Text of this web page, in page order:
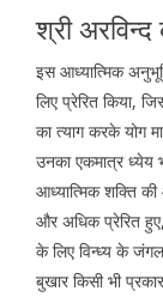
श्री
इस आध्यात्मिक
लिए प्रेरित किया,
का त्याग करके योग
उनका एकमात्र ध्येय
आध्यात्मिक शक्ति
और अधिक प्रेरित
के लिए विन्ध्य के
बुखार किसी भी